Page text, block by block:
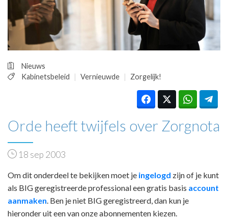
PRAKTIJKZAKEN
TARIEVEN
VPHUISARTSEN
INLOGGEN
Nieuws
Kabinetsbeleid
Vernieuwde Zorgelijk!
Orde heeft twijfels over Zorgnota
18 sep 2003
Om dit onderdeel te bekijken moet je ingelogd zijn of je kunt
als BIG geregistreerde professional een gratis basis account
aanmaken . Ben je niet BIG geregistreerd, dan kun je
hieronder uit een van onze abonnementen kiezen.